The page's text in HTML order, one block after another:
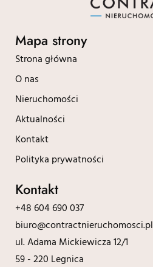
Mapa strony
Strona główna
O nas
Nieruchomości
Aktualności
Kontakt
Polityka prywatności
Kontakt
+48 604 690 037
biuro@contractnieruchomosci.pl
ul. Adama Mickiewicza 12/1
59 - 220 Legnica